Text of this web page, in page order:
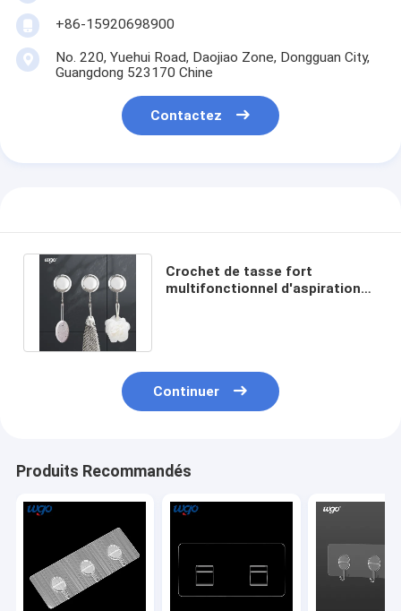
+86-15920698900
No. 220, Yuehui Road, Daojiao Zone, Dongguan City,
Guangdong 523170 Chine
Contactez
Crochet de tasse fort
multifonctionnel d'aspiration
Continuer
Produits Recommandés